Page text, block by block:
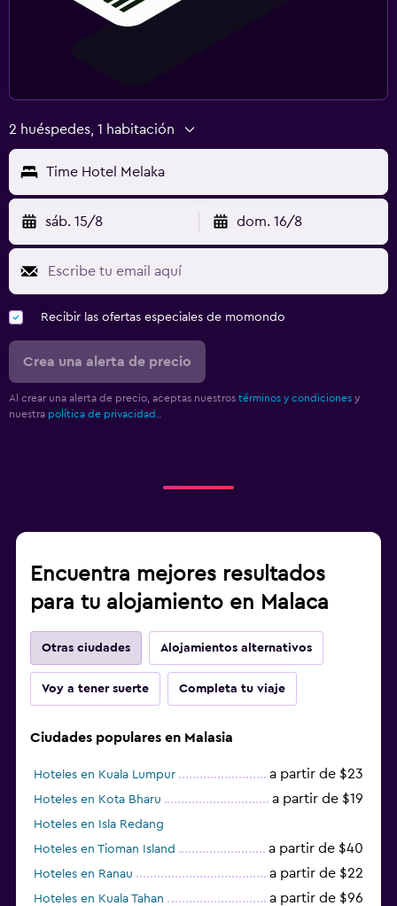
2 huéspedes, 1 habitación
Time Hotel Melaka
sáb. 15/8 dom. 16/8
Recibir las ofertas especiales de momondo
Crea una alerta de precio
Al crear una alerta de precio, aceptas nuestros términos y condiciones y
nuestra política de privacidad.
Encuentra mejores resultados
para tu alojamiento en Malaca
Otras ciudades Alojamientos alternativos
Voy a tener suerte Completa tu viaje
Ciudades populares en Malasia
Hoteles en Kuala Lumpur a partir de $23
Hoteles en Kota Bharu a partir de $19
Hoteles en Isla Redang
Hoteles en Tioman Island
a partir de $40
Hoteles en Ranau a partir de $22
Hoteles en Kuala Tahan a partir de $96